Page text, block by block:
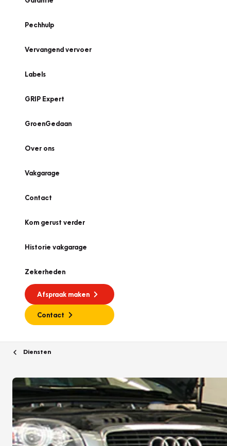
Pechhulp
Vervangend vervoer
Labels
GRIP Expert
GroenGedaan
Over ons
Vakgarage
Contact
Kom gerust verder
Historie vakgarage
Zekerheden
Afspraak maken
Contact
Diensten